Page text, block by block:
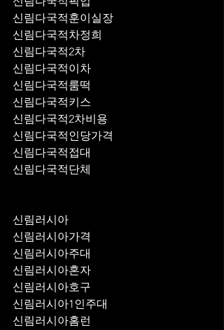
신림다국적훈이실장
신림다국적차정희
신림다국적2차
신림다국적이차
신림다국적룸떡
신림다국적키스
신림다국적2차비용
신림다국적인당가격
신림다국적접대
신림다국적단체
신림러시아
신림러시아가격
신림러시아주대
신림러시아혼자
신림러시아호구
신림러시아1인주대
신림러시아홈런